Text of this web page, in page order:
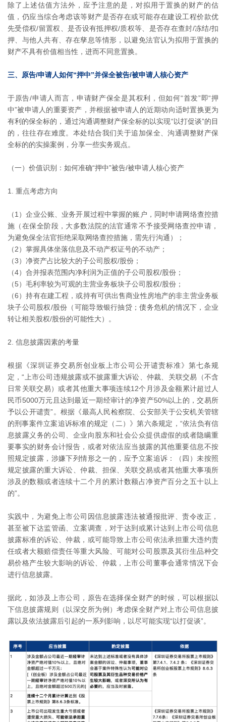
除了上述估值方法外，应予注意的是，对拟用于置换的财产的估
值，仍应当综合考虑该等财产是否存在或可能存在建设工程价款优
先受偿权/留置权、是否设有抵押权/质权等、是否存在查封/冻结/扣
押、与他人共有、存在孳息等情形，以避免法官认为拟用于置换的
财产不具有价值相当性，进而不同意置换。
三、原告/申请人如何“押中”并保全被告/被申请人核心资产
于原告/申请人而言，申请财产保全是其权利，但如何“首发”即“押
中”被申请人的重要资产，并根据被申请人的近期动向适时置换更为
有利的保全标的，通过沟通调整财产保全标的以实现“以打促谈”的目
的，往往存在难度。本处结合我们关于追加保全、沟通调整财产保
全标的的实操案例，分享一些实务观点。
（一）价值识别：如何准确“押中”被告/被申请人核心资产
1. 重点考虑方向
（1）企业公账、业务开展过程中掌握的账户，同时申请网络查控措
施（在保全阶段，大多数法院的法官通常不予接受网络查控申请，
为避免保全法官拒绝采取网络查控措施，需先行沟通）；
（2）掌握具体坐落信息及不动产权证号的不动产；
（3）净资产占比较大的子公司股权/股份；
（4）合并报表范围内净利润为正值的子公司股权/股份；
（5）毛利率较为可观的主营业务板块子公司股权/股份；
（6）持有在建工程，或持有可供出售商业性房地产的非主营业务板
块子公司股权/股份（可能导致银行抽贷；债务危机的情况下，企业
转让相关股权/股份的可能性大）。
2. 信息披露因素的考量
根据《深圳证券交易所创业板上市公司公开谴责标准》第七条规
定，“上市公司违规披露或不披露重大诉讼、仲裁、关联交易（不含
日常关联交易）或者其他重大事项连续12个月涉及金额累计超过人
民币5000万元且达到最近一期经审计的净资产50%以上的，交易所
予以公开谴责”。根据《最高人民检察院、公安部关于公安机关管辖
的刑事案件立案追诉标准的规定（二）》第六条规定，“依法负有信
息披露义务的公司、企业向股东和社会公众提供虚假的或者隐瞒重
要事实的财务会计报告，或者对依法应当披露的其他重要信息不按
照规定披露，涉嫌下列情形之一的，应予立案追诉：（四）未按照
规定披露的重大诉讼、仲裁、担保、关联交易或者其他重大事项所
涉及的数额或者连续十二个月的累计数额占净资产百分之五十以上
的”。
实践中，为避免上市公司因信息披露违法被通报批评、责令改正，
甚至被下达监管函、立案调查，对于达到或累计达到上市公司信息
披露标准的诉讼、仲裁，或可能导致上市公司依法承担重大违约责
任或者大额赔偿责任等重大风险、可能对公司股票及其衍生品种交
易价格产生较大影响的诉讼、仲裁，上市公司董事会通常情况下会
进行信息披露。
据此，如涉及上市公司，原告在选择保全财产的时候，可以根据以
下信息披露规则（以深交所为例）考虑保全财产对上市公司信息披
露以及依法披露后引起的一系列影响，以尽可能实现“以打促谈”。